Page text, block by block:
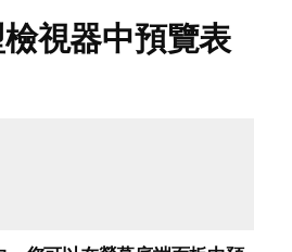
視器中預覽表